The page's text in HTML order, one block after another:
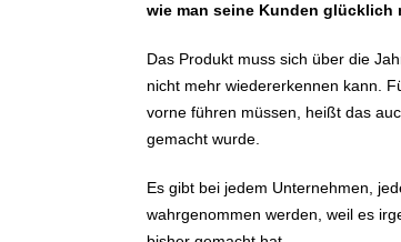
wie man seine Kunden glücklich
Das Produkt muss sich über die
nicht mehr wiedererkennen kann.
vorne führen müssen, heißt das
gemacht wurde.
Es gibt bei jedem Unternehmen,
wahrgenommen werden, weil es